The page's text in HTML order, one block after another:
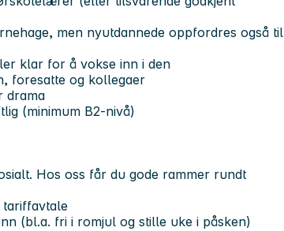
men nyutdannede oppfordres også til
klar for å vokse inn i den
foresatte og kollegaer
drama
(minimum B2-nivå)
Hos oss får du gode rammer rundt
tariffavtale
(bl.a. fri i romjul og stille uke i påsken)